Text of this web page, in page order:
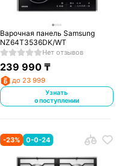
Варочная панель Samsung
NZ64T3536DK/WT
Нет отзывов
239 990 ₸
до 23 999
Узнать
о поступлении
-23% 0-0-24